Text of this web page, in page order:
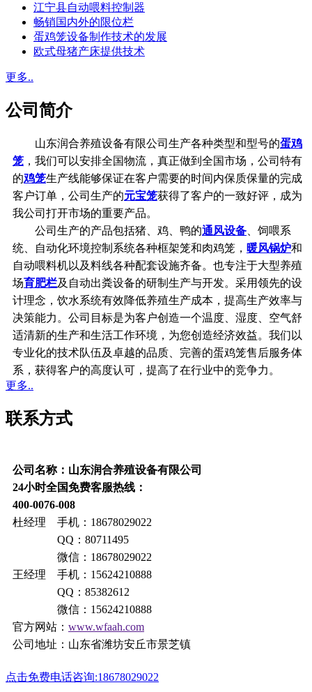
江宁县自动喂料控制器
畅销国内外的限位栏
蛋鸡笼设备制作技术的发展
欧式母猪产床提供技术
更多..
公司简介
山东润合养殖设备有限公司生产各种类型和型号的蛋鸡
笼 ，我们可以安排全国物流，真正做到全国市场，公司特有
的鸡笼生产线能够保证在客户需要的时间内保质保量的完成
客户订单，公司生产的元宝笼获得了客户的一致好评，成为
我公司打开市场的重要产品。
公司生产的产品包括猪、鸡、鸭的通风设备、饲喂系
统、自动化环境控制系统各种框架笼和肉鸡笼， 暖风锅炉和
自动喂料机以及料线各种配套设施齐备。也专注于大型养殖
场育肥栏及自动出粪设备的研制生产与开发。采用领先的设
计理念，饮水系统有效降低养殖生产成本，提高生产效率与
决策能力。公司目标是为客户创造一个温度、湿度、空气舒
适清新的生产和生活工作环境，为您创造经济效益。我们以
专业化的技术队伍及卓越的品质、完善的蛋鸡笼售后服务体
系，获得客户的高度认可，提高了在行业中的竞争力。
更多..
联系方式
公司名称：山东润合养殖设备有限公司
24小时全国免费客服热线：
400-0076-008
杜经理 手机：18678029022
QQ：80711495
微信：18678029022
王经理 手机：15624210888
QQ：85382612
微信：15624210888
官方网站： www.wfaah.com
公司地址：山东省潍坊安丘市景芝镇
点击免费电话咨询:18678029022